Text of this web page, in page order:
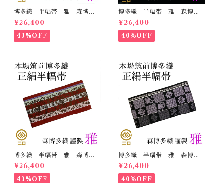
博多織 半幅帯 雅 森博多
織 正絹 リバーシブル 長
さ/3m78cm 日本製 和装
小袋帯 半巾帯
¥26,400
40%OFF
博多織 半幅帯 雅 森博多
織 正絹 リバーシブル 長
さ/3m78cm 日本製 和装
小袋帯 半巾帯
¥26,400
40%OFF
博多織 半幅帯 雅 森博多
織 正絹 リバーシブル 長
さ/3m78cm 日本製 和装
小袋帯 半巾帯
¥26,400
40%OFF
博多織 半幅帯 雅 森博多
織 正絹 リバーシブル 長
さ/3m78cm 日本製 和装
小袋帯 半巾帯
¥26,400
40%OFF